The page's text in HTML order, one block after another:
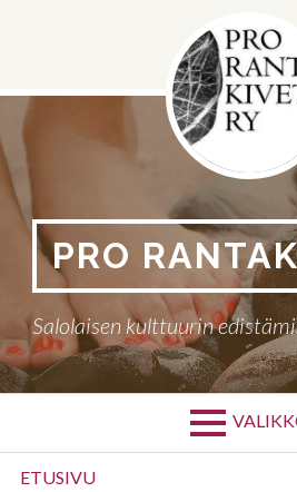
PRO
Salolaisen kulttuurin
Ensisijainen
ETUSIVU